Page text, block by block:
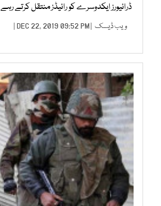
ڈرائیورز ایکدوسرے کو رائیڈز منتقل کرتے رہے
ویب ڈیسک | DEC 22, 2019 09:52 PM |